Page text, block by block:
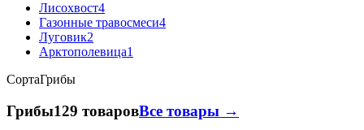
Лисохвост4
Газонные травосмеси4
Луговик2
Арктополевица1
СортаГрибы
Грибы129 товаровВсе товары →